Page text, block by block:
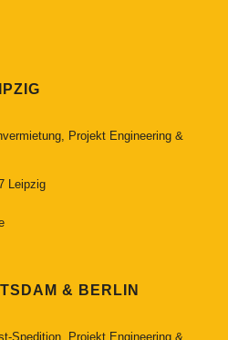
Projekt Engineering &
Leipzig
& BERLIN
Spedition, Projekt Engineering &